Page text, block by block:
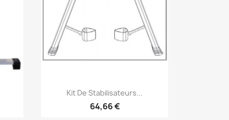
Aperçu rapide
Kit De Stabilisateurs...
64,66 €